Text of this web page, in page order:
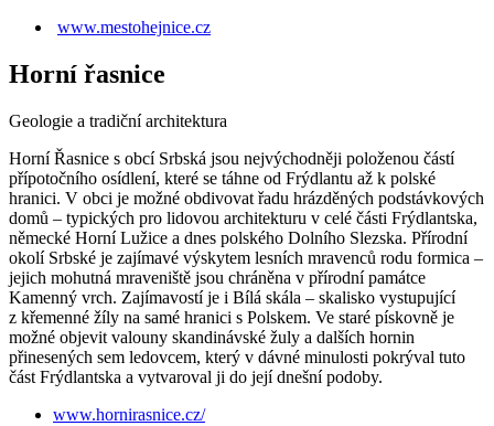
www.mestohejnice.cz
Horní řasnice
Geologie a tradiční architektura
Horní Řasnice s obcí Srbská jsou nejvýchodněji položenou částí
přípotočního osídlení, které se táhne od Frýdlantu až k polské
hranici. V obci je možné obdivovat řadu hrázděných podstávkových
domů – typických pro lidovou architekturu v celé části Frýdlantska,
německé Horní Lužice a dnes polského Dolního Slezska. Přírodní
okolí Srbské je zajímavé výskytem lesních mravenců rodu formica –
jejich mohutná mraveniště jsou chráněna v přírodní památce
Kamenný vrch. Zajímavostí je i Bílá skála – skalisko vystupující
z křemenné žíly na samé hranici s Polskem. Ve staré pískovně je
možné objevit valouny skandinávské žuly a dalších hornin
přinesených sem ledovcem, který v dávné minulosti pokrýval tuto
část Frýdlantska a vytvaroval ji do její dnešní podoby.
www.hornirasnice.cz/